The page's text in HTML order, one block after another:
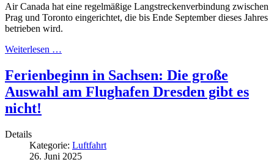
Air Canada hat eine regelmäßige Langstreckenverbindung zwischen
Prag und Toronto eingerichtet, die bis Ende September dieses Jahres
betrieben wird.
Weiterlesen …
Ferienbeginn in Sachsen: Die große
Auswahl am Flughafen Dresden gibt es
nicht!
Details
Kategorie: Luftfahrt
26. Juni 2025